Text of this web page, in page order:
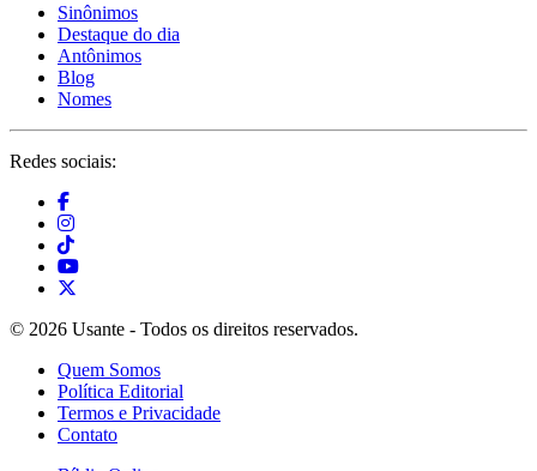
Sinônimos
Destaque do dia
Antônimos
Blog
Nomes
Redes sociais:
© 2026 Usante - Todos os direitos reservados.
Quem Somos
Política Editorial
Termos e Privacidade
Contato